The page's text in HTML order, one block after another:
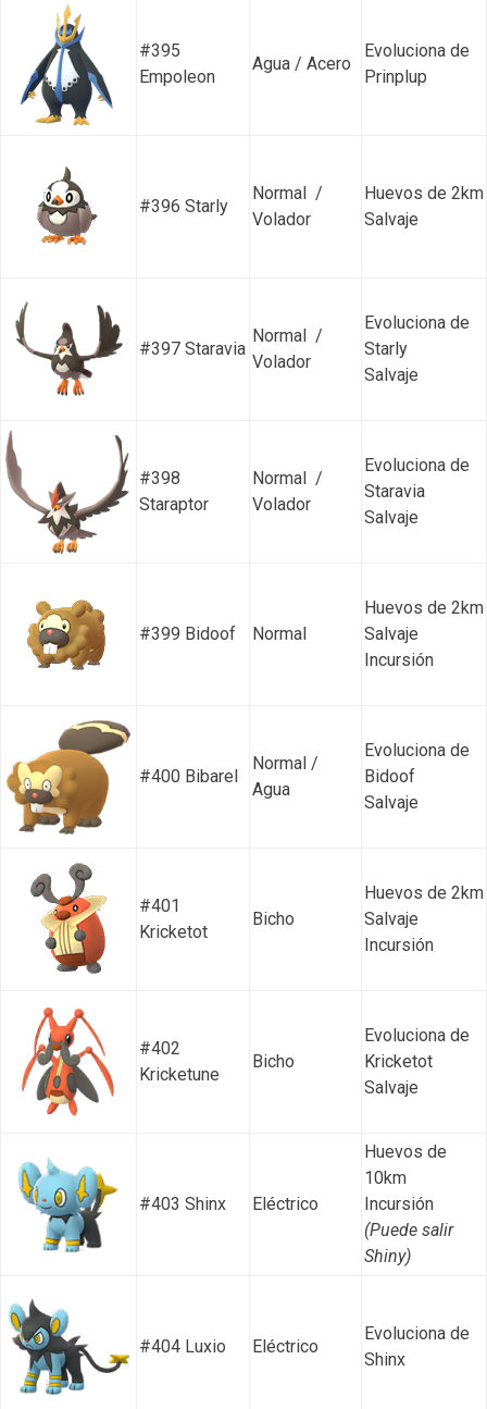
#395
Empoleon
Agua / Acero
Evoluciona de
Prinplup
#396 Starly
Normal /
Volador
Huevos de 2km
Salvaje
#397 Staravia
Normal /
Volador
Evoluciona de
Starly
Salvaje
#398
Staraptor
Normal /
Volador
Evoluciona de
Staravia
Salvaje
#399 Bidoof Normal
Huevos de 2km
Salvaje
Incursión
#400 Bibarel
Normal /
Agua
Evoluciona de
Bidoof
Salvaje
#401
Kricketot
Bicho
Huevos de 2km
Salvaje
Incursión
#402
Kricketune
Bicho
Evoluciona de
Kricketot
Salvaje
#403 Shinx Eléctrico
Huevos de
10km
Incursión
(Puede salir
Shiny)
#404 Luxio Eléctrico
Evoluciona de
Shinx